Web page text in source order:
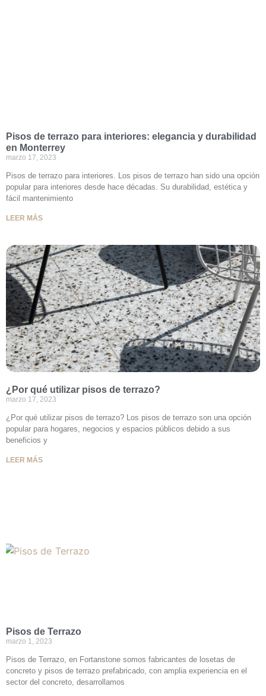
Pisos de terrazo para interiores: elegancia y durabilidad
en Monterrey
marzo 17, 2023
Pisos de terrazo para interiores. Los pisos de terrazo han sido una opción
popular para interiores desde hace décadas. Su durabilidad, estética y
fácil mantenimiento
LEER MÁS
¿Por qué utilizar pisos de terrazo?
marzo 17, 2023
¿Por qué utilizar pisos de terrazo? Los pisos de terrazo son una opción
popular para hogares, negocios y espacios públicos debido a sus
beneficios y
LEER MÁS
Pisos de Terrazo
marzo 1, 2023
Pisos de Terrazo, en Fortanstone somos fabricantes de losetas de
concreto y pisos de terrazo prefabricado, con amplia experiencia en el
sector del concreto, desarrollamos